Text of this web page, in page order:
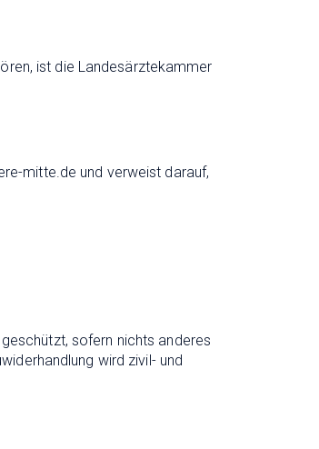
ist die Landesärztekammer
mitte.de und verweist darauf,
sofern nichts anderes
wird zivil- und